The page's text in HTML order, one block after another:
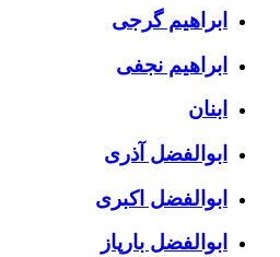
ابراهیم گرجی
ابراهیم نجفی
ابنان
ابوالفضل آذری
ابوالفضل اکبری
ابوالفضل بارپاز